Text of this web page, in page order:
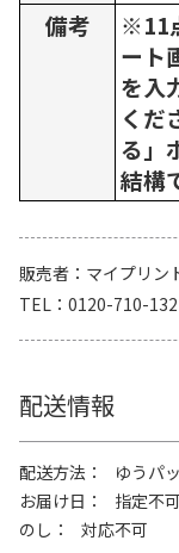
備考
※11
ート
を入
くだ
る」
結構
販売者
マイプリン
TEL
0120-710-132
配送情報
配送方法
ゆうパ
お届け日
指定不可
のし
対応不可